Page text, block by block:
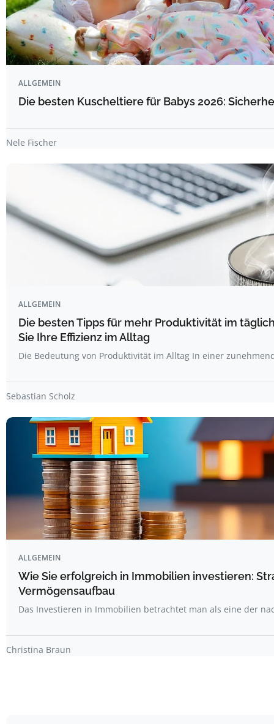
ALLGEMEIN
Die besten Kuscheltiere für Babys 2026:
Nele Fischer
ALLGEMEIN
Die besten Tipps für mehr Produktivität im
Sie Ihre Effizienz im Alltag
Die Bedeutung von Produktivität im Alltag In einer
Sebastian Scholz
ALLGEMEIN
Wie Sie erfolgreich in Immobilien investieren:
Vermögensaufbau
Das Investieren in Immobilien betrachtet man als eine der
Christina Braun